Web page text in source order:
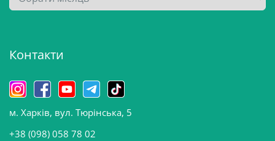
р
в
н
о
в
и
Контакти
м. Харків, вул. Тюрінська, 5
+38 (098) 058 78 02